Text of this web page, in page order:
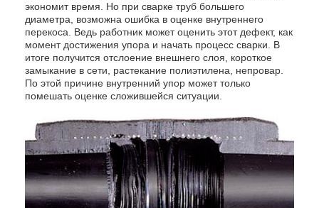
экономит время. Но при сварке труб большего
диаметра, возможна ошибка в оценке внутреннего
перекоса. Ведь работник может оценить этот дефект, как
момент достижения упора и начать процесс сварки. В
итоге получится отслоение внешнего слоя, короткое
замыкание в сети, растекание полиэтилена, непровар.
По этой причине внутренний упор может только
помешать оценке сложившейся ситуации.